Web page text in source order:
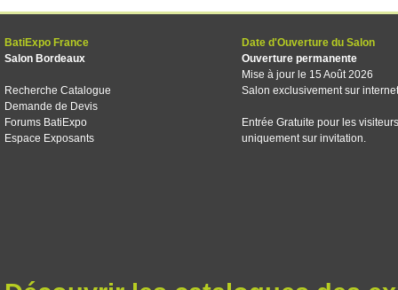
BatiExpo France
Salon Bordeaux
Recherche Catalogue
Demande de Devis
Forums BatiExpo
Espace Exposants
Date d'Ouverture du Salon
Ouverture permanente
Mise à jour le 15 Août 2026
Salon exclusivement sur internet
Entrée Gratuite pour les visiteurs
uniquement sur invitation.